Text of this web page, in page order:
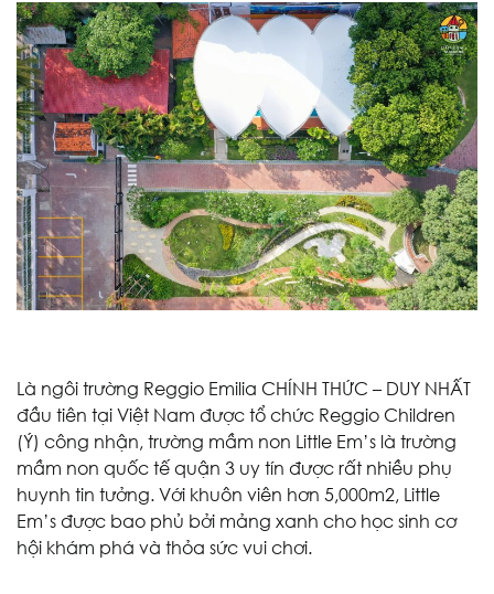
Là ngôi trường Reggio Emilia CHÍNH THỨC – DUY NHẤT
đầu tiên tại Việt Nam được tổ chức Reggio Children
(Ý) công nhận, trường mầm non Little Em’s là trường
mầm non quốc tế quận 3 uy tín được rất nhiều phụ
huynh tin tưởng. Với khuôn viên hơn 5,000m2, Little
Em’s được bao phủ bởi mảng xanh cho học sinh cơ
hội khám phá và thỏa sức vui chơi.